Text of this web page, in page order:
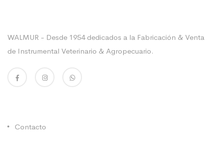
WALMUR - Desde 1954 dedicados a la Fabricación & Venta
de Instrumental Veterinario & Agropecuario.
Contacto